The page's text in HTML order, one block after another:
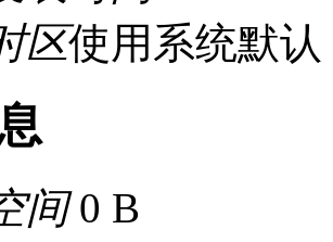
区使用系统默认
间0 B